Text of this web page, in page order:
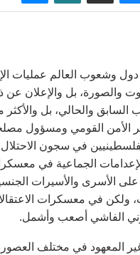
وشعوب العالم عمليات
والصورة، بل والإعلان
السابق والحالي، بل
الأمن القومي ومسؤول
في سجون الاحتلال
الجماعية في
على الأسرى والأسيرات
ولكن في معسكرات
الفاشي أصعب وأشمل.
المعهود في مختلف